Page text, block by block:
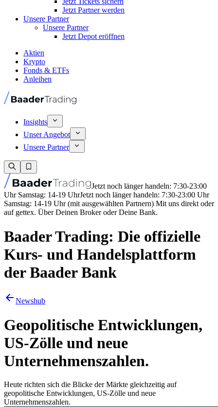
Jetzt Partner werden
Unsere Partner
Unsere Partner
Jetzt Depot eröffnen
Aktien
Krypto
Fonds & ETFs
Anleihen
Insights
Unser Angebot
Unsere Partner
Jetzt noch länger handeln: 7:30-23:00
Uhr Samstag: 14-19 UhrJetzt noch länger handeln: 7:30-23:00 Uhr
Samstag: 14-19 Uhr (mit ausgewählten Partnern) Mit uns direkt oder
auf gettex. Über Deinen Broker oder Deine Bank.
Baader Trading: Die offizielle
Kurs- und Handelsplattform
der Baader Bank
Newshub
Geopolitische Entwicklungen,
US-Zölle und neue
Unternehmenszahlen.
Heute richten sich die Blicke der Märkte gleichzeitig auf
geopolitische Entwicklungen, US-Zölle und neue
Unternehmenszahlen.